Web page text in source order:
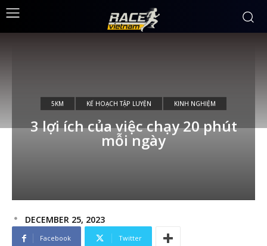
5KM KẾ HOẠCH TẬP LUYỆN KINH NGHIỆM
3 lợi ích của việc chạy 20 phút
mỗi ngày
DECEMBER 25, 2023
Facebook Twitter